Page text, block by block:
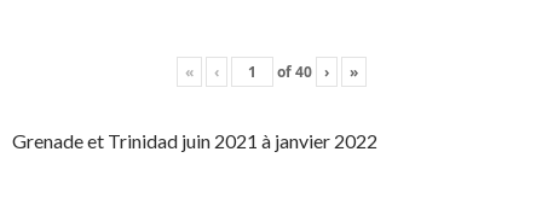
« ‹ of40 › »
Grenade et Trinidad juin 2021 à janvier 2022